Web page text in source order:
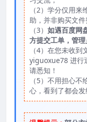
（2）学分仅用
助，并非购买文件
（3） 如遇百度网
方提交工单，管
（4）在您未收到
yiguoxue78 进行
请悉知！
（5）不用担心
心，看到了都会发